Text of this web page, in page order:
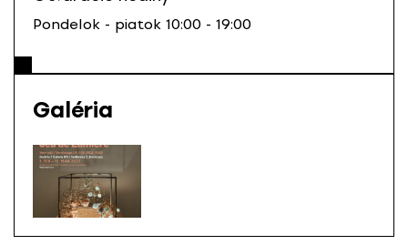
Pondelok - piatok 10:00 - 19:00
Galéria